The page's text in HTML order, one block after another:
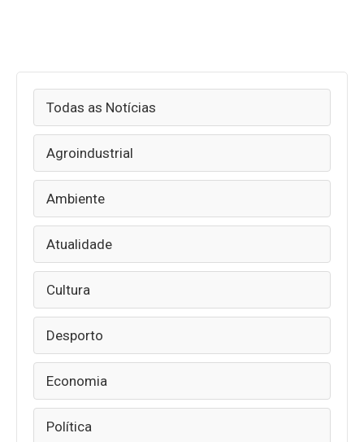
Todas as Notícias
Agroindustrial
Ambiente
Atualidade
Cultura
Desporto
Economia
Política